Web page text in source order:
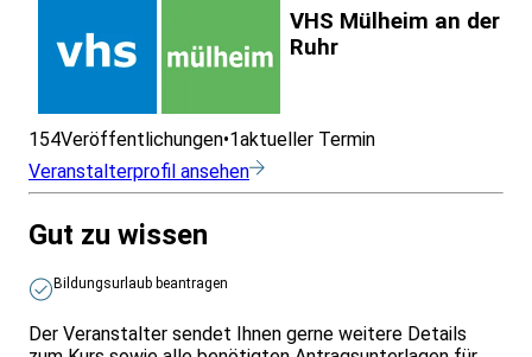
VHS Mülheim an der
Ruhr
154Veröffentlichungen•1aktueller Termin
Veranstalterprofil ansehen
Gut zu wissen
Bildungsurlaub beantragen
Der Veranstalter sendet Ihnen gerne weitere Details